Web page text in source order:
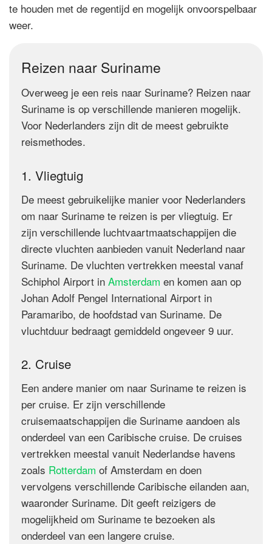
te houden met de regentijd en mogelijk onvoorspelbaar
weer.
Reizen naar Suriname
Overweeg je een reis naar Suriname? Reizen naar
Suriname is op verschillende manieren mogelijk.
Voor Nederlanders zijn dit de meest gebruikte
reismethodes.
1. Vliegtuig
De meest gebruikelijke manier voor Nederlanders
om naar Suriname te reizen is per vliegtuig. Er
zijn verschillende luchtvaartmaatschappijen die
directe vluchten aanbieden vanuit Nederland naar
Suriname. De vluchten vertrekken meestal vanaf
Schiphol Airport in Amsterdam en komen aan op
Johan Adolf Pengel International Airport in
Paramaribo, de hoofdstad van Suriname. De
vluchtduur bedraagt gemiddeld ongeveer 9 uur.
2. Cruise
Een andere manier om naar Suriname te reizen is
per cruise. Er zijn verschillende
cruisemaatschappijen die Suriname aandoen als
onderdeel van een Caribische cruise. De cruises
vertrekken meestal vanuit Nederlandse havens
zoals Rotterdam of Amsterdam en doen
vervolgens verschillende Caribische eilanden aan,
waaronder Suriname. Dit geeft reizigers de
mogelijkheid om Suriname te bezoeken als
onderdeel van een langere cruise.